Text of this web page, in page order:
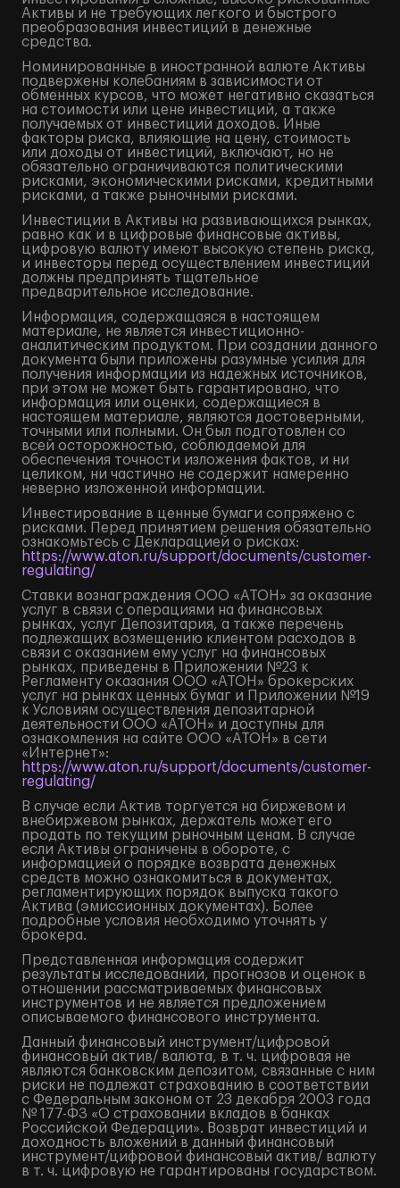
Активы и не требующих легкого и быстрого
преобразования инвестиций в денежные
средства.
Номинированные в иностранной валюте Активы
подвержены колебаниям в зависимости от
обменных курсов, что может негативно сказаться
на стоимости или цене инвестиций, а также
получаемых от инвестиций доходов. Иные
факторы риска, влияющие на цену, стоимость
или доходы от инвестиций, включают, но не
обязательно ограничиваются политическими
рисками, экономическими рисками, кредитными
рисками, а также рыночными рисками.
Инвестиции в Активы на развивающихся рынках,
равно как и в цифровые финансовые активы,
цифровую валюту имеют высокую степень риска,
и инвесторы перед осуществлением инвестиций
должны предпринять тщательное
предварительное исследование.
Информация, содержащаяся в настоящем
материале, не является инвестиционно-
аналитическим продуктом. При создании данного
документа были приложены разумные усилия для
получения информации из надежных источников,
при этом не может быть гарантировано, что
информация или оценки, содержащиеся в
настоящем материале, являются достоверными,
точными или полными. Он был подготовлен со
всей осторожностью, соблюдаемой для
обеспечения точности изложения фактов, и ни
целиком, ни частично не содержит намеренно
неверно изложенной информации.
Инвестирование в ценные бумаги сопряжено с
рисками. Перед принятием решения обязательно
ознакомьтесь с Декларацией о рисках:
https://www.aton.ru/support/documents/customer-
regulating/
Ставки вознаграждения ООО «АТОН» за оказание
услуг в связи с операциями на финансовых
рынках, услуг Депозитария, а также перечень
подлежащих возмещению клиентом расходов в
связи с оказанием ему услуг на финансовых
рынках, приведены в Приложении №23 к
Регламенту оказания ООО «АТОН» брокерских
услуг на рынках ценных бумаг и Приложении №19
к Условиям осуществления депозитарной
деятельности ООО «АТОН» и доступны для
ознакомления на сайте ООО «АТОН» в сети
«Интернет»:
https://www.aton.ru/support/documents/customer-
regulating/
В случае если Актив торгуется на биржевом и
внебиржевом рынках, держатель может его
продать по текущим рыночным ценам. В случае
если Активы ограничены в обороте, с
информацией о порядке возврата денежных
средств можно ознакомиться в документах,
регламентирующих порядок выпуска такого
Актива (эмиссионных документах). Более
подробные условия необходимо уточнять у
брокера.
Представленная информация содержит
результаты исследований, прогнозов и оценок в
отношении рассматриваемых финансовых
инструментов и не является предложением
описываемого финансового инструмента.
Данный финансовый инструмент/цифровой
финансовый актив/ валюта, в т. ч. цифровая не
являются банковским депозитом, связанные с ним
риски не подлежат страхованию в соответствии
с Федеральным законом от 23 декабря 2003 года
№ 177-ФЗ «О страховании вкладов в банках
Российской Федерации». Возврат инвестиций и
доходность вложений в данный финансовый
инструмент/цифровой финансовый актив/ валюту
в т. ч. цифровую не гарантированы государством.